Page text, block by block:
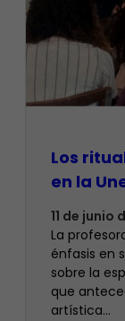
Los
en la
11 de junio
La
énfasis en
sobre la
que
artística…